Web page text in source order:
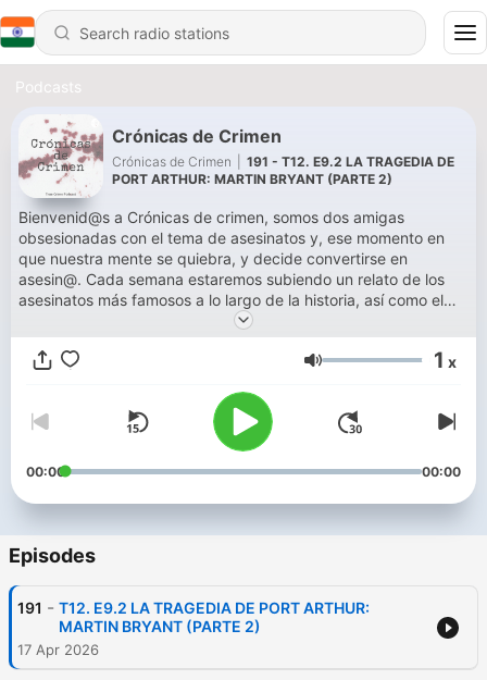
Podcasts
Crónicas de Crimen
Crónicas de Crimen
191 - T12. E9.2 LA TRAGEDIA DE
PORT ARTHUR: MARTIN BRYANT (PARTE 2)
Bienvenid@s a Crónicas de crimen, somos dos amigas
obsesionadas con el tema de asesinatos y, ese momento en
que nuestra mente se quiebra, y decide convertirse en
asesin@. Cada semana estaremos subiendo un relato de los
asesinatos más famosos a lo largo de la historia, así como el
perfil psicológico de los hombres y mujeres más peligrosos
registrados a lo largo de los años. Te atreves a convertirte en
un Crónico?
Volume 1 x
00:00 00:00
Episodes
191 - T12. E9.2 LA TRAGEDIA DE PORT ARTHUR:
MARTIN BRYANT (PARTE 2)
17 Apr 2026